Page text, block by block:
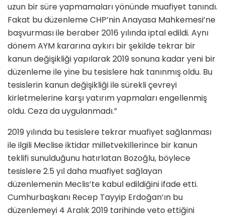
uzun bir süre yapmamaları yönünde muafiyet tanındı.
Fakat bu düzenleme CHP’nin Anayasa Mahkemesi’ne
başvurması ile beraber 2016 yılında iptal edildi. Aynı
dönem AYM kararına aykırı bir şekilde tekrar bir
kanun değişikliği yapılarak 2019 sonuna kadar yeni bir
düzenleme ile yine bu tesislere hak tanınmış oldu. Bu
tesislerin kanun değişikliği ile sürekli çevreyi
kirletmelerine karşı yatırım yapmaları engellenmiş
oldu. Ceza da uygulanmadı.”
2019 yılında bu tesislere tekrar muafiyet sağlanması
ile ilgili Meclise iktidar milletvekillerince bir kanun
teklifi sunulduğunu hatırlatan Bozoğlu, böylece
tesislere 2.5 yıl daha muafiyet sağlayan
düzenlemenin Meclis’te kabul edildiğini ifade etti.
Cumhurbaşkanı Recep Tayyip Erdoğan’ın bu
düzenlemeyi 4 Aralık 2019 tarihinde veto ettiğini